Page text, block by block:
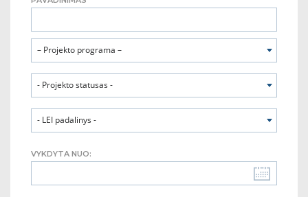
– Projekto programa –
- Projekto statusas -
- LEI padalinys -
VYKDYTA NUO: